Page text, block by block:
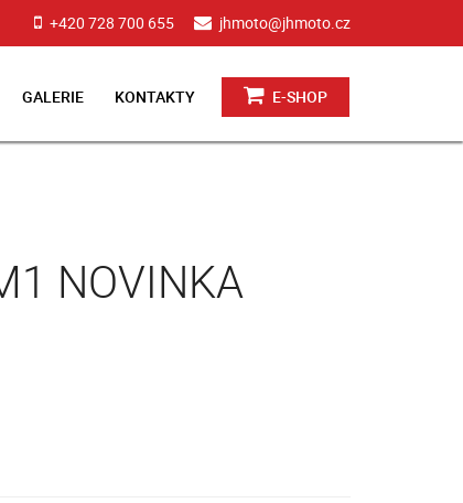
+420 728 700 655 jhmoto@jhmoto.cz
GALERIE KONTAKTY E-SHOP
NOVINKA